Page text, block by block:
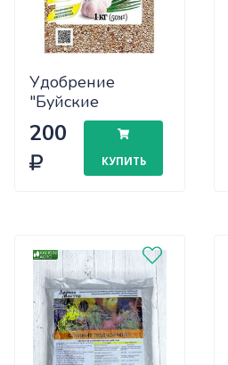
Удобрение
"Буйские
удобрения" ОМУ
для лука и
чеснока 1кг
200
КУПИТЬ